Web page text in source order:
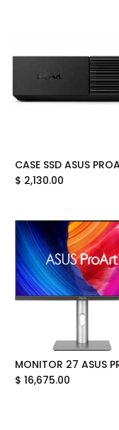
Add to Cart
$ 2,130.00
Add to Cart
$16,675.00